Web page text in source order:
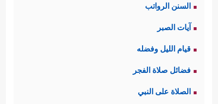
السنن الرواتب
آيات الصبر
قيام الليل وفضله
فضائل صلاة الفجر
الصلاة على النبي